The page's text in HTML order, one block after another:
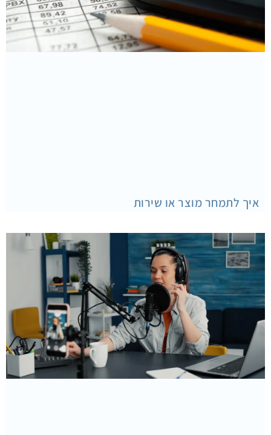
איך לתמחר מוצר או שירות